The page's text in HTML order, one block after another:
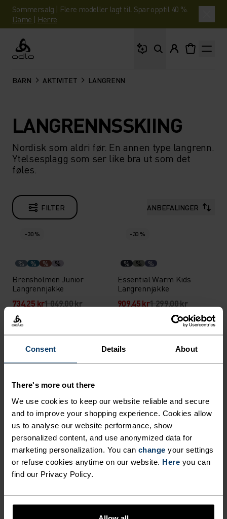
Consent Details About
There's more out there
We use cookies to keep our website reliable and secure
and to improve your shopping experience. Cookies allow
us to analyse our website performance, show
personalized content, and use anonymized data for
marketing personalization. You can change your settings
or refuse cookies anytime on our website. Here you can
find our Privacy Policy.
Sommersalg | Flere modeller lagt til. Spar opptil 40 %.
Dame | Herre
Odlo
BARN AKTIVITET LANGRENN
LANGRENNSSKIING
Nordisk som aldri før. En annen type langrenn.
Ytelsesplagg som ser like bra ut som det
føles.
FILTER ANBEFALINGER
-30 %
% % % %
Brensholmen Junior
Langrennjakke
734,25 kr1 049,00 kr
-30 %
% % %
Essential Warm Kids
Langrennjakke
909,45 kr1 299,00 kr
Engvik junior langrennjakke
628,95 kr899,00 kr
%
Essential Warm Kids
-30 %
Essential Warm Kids
Langrennsstrømpebukse
489,45 kr699,00 kr
-30 %
Brensholmen Junior
Langrennsbukse